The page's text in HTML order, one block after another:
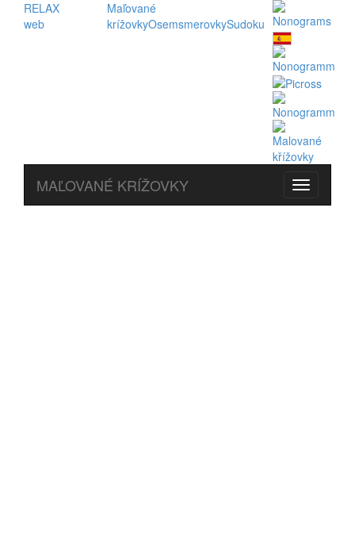
RELAX
web
Maľované
krížovkyOsemsmerovkySudoku
MAĽOVANÉ KRÍŽOVKY